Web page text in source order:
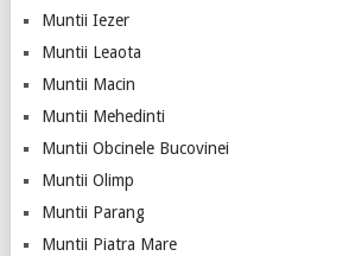
Muntii Iezer
Muntii Leaota
Muntii Macin
Muntii Mehedinti
Muntii Obcinele Bucovinei
Muntii Olimp
Muntii Parang
Muntii Piatra Mare